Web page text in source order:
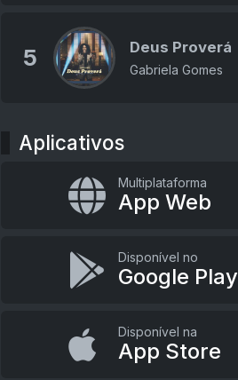
5 Deus Proverá
Gabriela Gomes
Aplicativos
Multiplataforma
App Web
Disponível no
Google Play
Disponível na
App Store